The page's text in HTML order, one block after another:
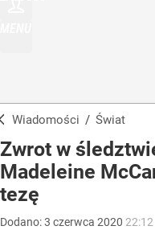
Wiadomości / Świat
Zwrot w
Madeleine
tezę
Dodano:3 czerwca 2020 22:12